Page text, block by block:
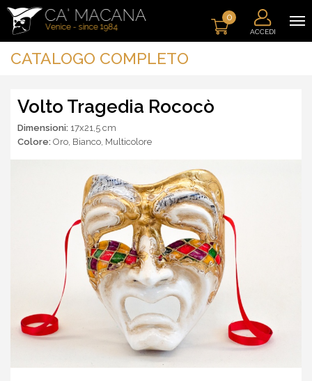
0
ACCEDI
CATALOGO COMPLETO
Volto Tragedia Rococò
Dimensioni: 17x21,5 cm
Colore: Oro, Bianco, Multicolore